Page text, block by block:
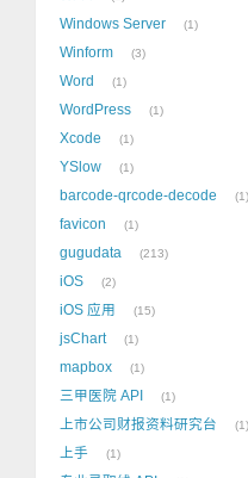
Windows Server 1
Winform 3
Word 1
WordPress 1
Xcode 1
YSlow 1
barcode-qrcode-decode 1
favicon 1
gugudata 213
iOS 2
iOS 应用 15
jsChart 1
mapbox 1
三甲医院 API 1
上市公司财报资料研究台 1
上手 1